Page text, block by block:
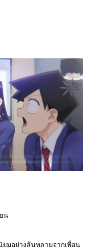
น
มอย่างล้นหลามจากเพื่อน